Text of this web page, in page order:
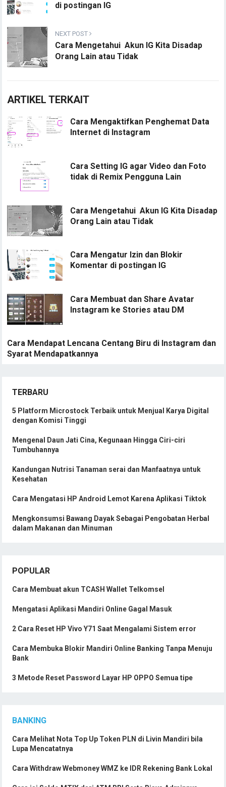
di postingan IG
NEXT POST
Cara Mengetahui Akun IG Kita Disadap
Orang Lain atau Tidak
ARTIKEL TERKAIT
Cara Mengaktifkan Penghemat Data
Internet di Instagram
Cara Setting IG agar Video dan Foto
tidak di Remix Pengguna Lain
Cara Mengetahui Akun IG Kita Disadap
Orang Lain atau Tidak
Cara Mengatur Izin dan Blokir
Komentar di postingan IG
Cara Membuat dan Share Avatar
Instagram ke Stories atau DM
Cara Mendapat Lencana Centang Biru di Instagram dan
Syarat Mendapatkannya
TERBARU
5 Platform Microstock Terbaik untuk Menjual Karya Digital
dengan Komisi Tinggi
Mengenal Daun Jati Cina, Kegunaan Hingga Ciri-ciri
Tumbuhannya
Kandungan Nutrisi Tanaman serai dan Manfaatnya untuk
Kesehatan
Cara Mengatasi HP Android Lemot Karena Aplikasi Tiktok
Mengkonsumsi Bawang Dayak Sebagai Pengobatan Herbal
dalam Makanan dan Minuman
POPULAR
Cara Membuat akun TCASH Wallet Telkomsel
Mengatasi Aplikasi Mandiri Online Gagal Masuk
2 Cara Reset HP Vivo Y71 Saat Mengalami Sistem error
Cara Membuka Blokir Mandiri Online Banking Tanpa Menuju
Bank
3 Metode Reset Password Layar HP OPPO Semua tipe
BANKING
Cara Melihat Nota Top Up Token PLN di Livin Mandiri bila
Lupa Mencatatnya
Cara Withdraw Webmoney WMZ ke IDR Rekening Bank Lokal